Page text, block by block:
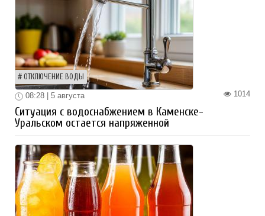
ОТКЛЮЧЕНИЕ ВОДЫ
1014
08:28 | 5 августа
Ситуация с водоснабжением в Каменске-
Уральском остается напряженной